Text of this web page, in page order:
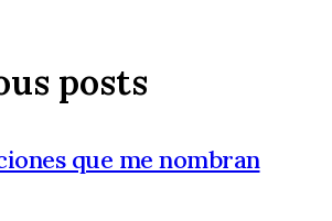
posts
que me nombran